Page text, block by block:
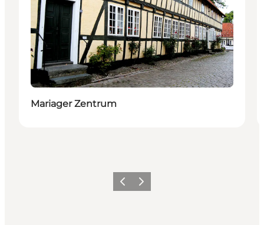
Mariager Zentrum
Vorherige Folie
Nächste Folie